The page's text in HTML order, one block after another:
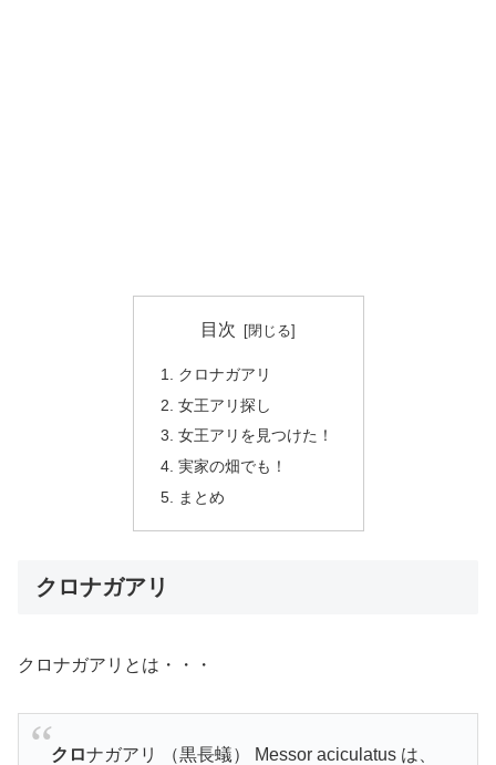
目次
クロナガアリ
女王アリ探し
女王アリを見つけた！
実家の畑でも！
まとめ
クロナガアリ
クロナガアリとは・・・
クロナガアリ （黒長蟻） Messor aciculatus は、